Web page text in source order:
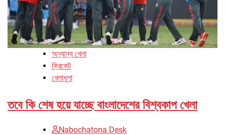
অন্যান্য খেলা
ক্রিকেট
খেলাধুলা
তবে কি শেষ হয়ে যাচ্ছে বাংলাদেশের বিশ্বকাপ খেলা
Nabochatona Desk